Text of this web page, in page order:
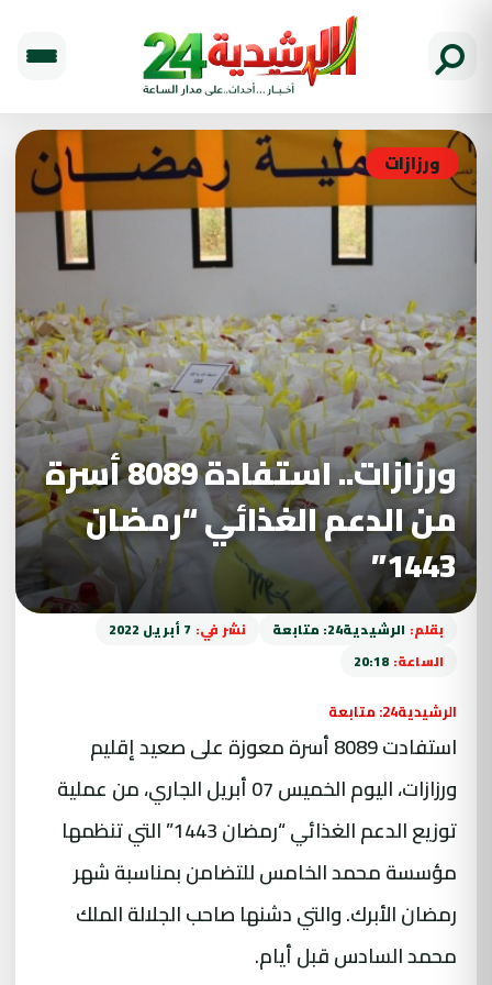
ورزازات
ورزازات.. استفادة 8089 أسرة
من الدعم الغذائي “رمضان
1443”
بقلم: الرشيدية24: متابعة نشر في: 7 أبريل 2022
الساعة: 20:18
الرشيدية24: متابعة
استفادت 8089 أسرة معوزة على صعيد
إقليم
ورزازات، اليوم الخميس 07 أبريل الجاري، من عملية
توزيع الدعم الغذائي “رمضان 1443” التي تنظمها
مؤسسة محمد الخامس للتضامن بمناسبة شهر
رمضان الأبرك. والتي دشنها صاحب الجلالة الملك
محمد السادس قبل أيام.